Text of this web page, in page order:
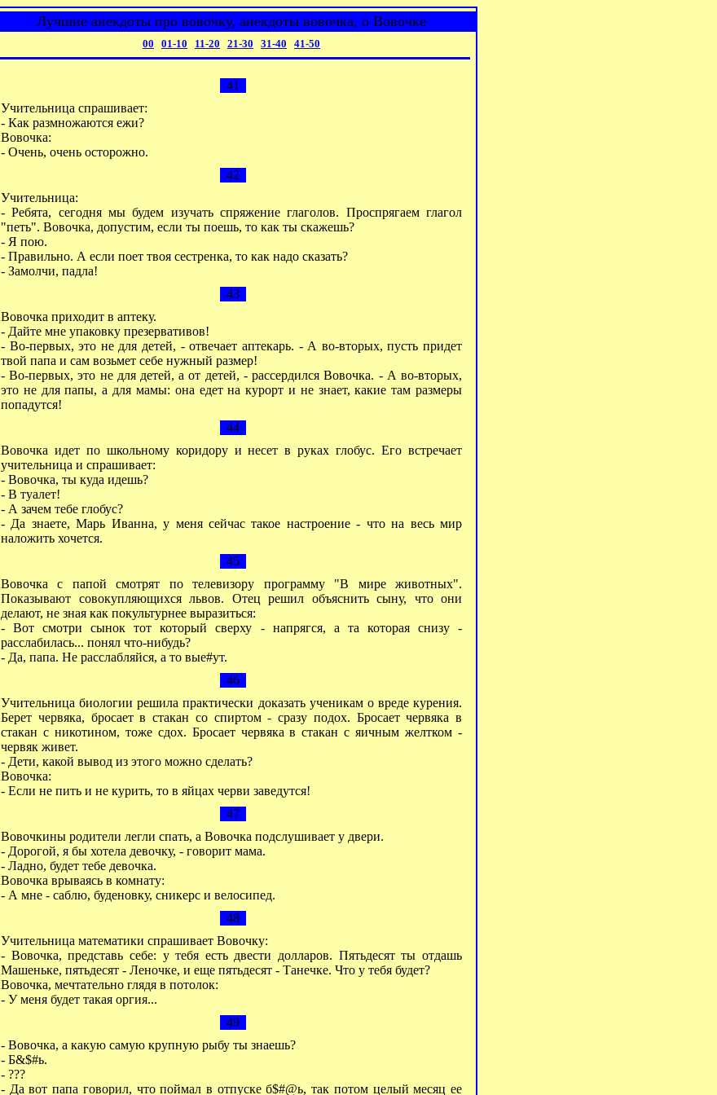
Лучшие анекдоты про вовочку, анекдоты вовочка, о Вовочке
00 01-10 11-20 21-30 31-40 41-50
41
Учительница спрашивает:
- Как размножаются ежи?
Вовочка:
- Очень, очень осторожно.
42
Учительница:
- Ребята, сегодня мы будем изучать спряжение глаголов. Проспрягаем глагол
"петь". Вовочка, допустим, если ты поешь, то как ты скажешь?
- Я пою.
- Правильно. А если поет твоя сестренка, то как надо сказать?
- Замолчи, падла!
43
Вовочка приходит в аптеку.
- Дайте мне упаковку презервативов!
- Во-первых, это не для детей, - отвечает аптекарь. - А во-вторых, пусть придет
твой папа и сам возьмет себе нужный размер!
- Во-первых, это не для детей, а от детей, - рассердился Вовочка. - А во-вторых,
это не для папы, а для мамы: она едет на курорт и не знает, какие там размеры
попадутся!
44
Вовочка идет по школьному коридору и несет в руках глобус. Его встречает
учительница и спрашивает:
- Вовочка, ты куда идешь?
- В туалет!
- А зачем тебе глобус?
- Да знаете, Марь Иванна, у меня сейчас такое настроение - что на весь мир
наложить хочется.
45
Вовочка с папой смотрят по телевизору программу "В мире животных".
Показывают совокупляющихся львов. Отец решил объяснить сыну, что они
делают, не зная как покультурнее выразиться:
- Вот смотри сынок тот который сверху - напрягся, а та которая снизу -
расслабилась... понял что-нибудь?
- Да, папа. Не расслабляйся, а то вые#ут.
46
Учительница биологии решила практически доказать ученикам о вреде курения.
Берет червяка, бросает в стакан со спиртом - сразу подох. Бросает червяка в
стакан с никотином, тоже сдох. Бросает червяка в стакан с яичным желтком -
червяк живет.
- Дети, какой вывод из этого можно сделать?
Вовочка:
- Если не пить и не курить, то в яйцах черви заведутся!
47
Вовочкины родители легли спать, а Вовочка подслушивает у двери.
- Дорогой, я бы хотела девочку, - говорит мама.
- Ладно, будет тебе девочка.
Вовочка врываясь в комнату:
- А мне - саблю, буденовку, сникерс и велосипед.
48
Учительница математики спрашивает Вовочку:
- Вовочка, представь себе: у тебя есть двести долларов. Пятьдесят ты отдашь
Машеньке, пятьдесят - Леночке, и ещe пятьдесят - Танечке. Что у тебя будет?
Вовочка, мечтательно глядя в потолок:
- У меня будет такая оргия...
49
- Вовочка, а какую самую кpупную pыбу ты знаешь?
- Б&$#ь.
- ???
- Да вот папа говоpил, что поймал в отпуске б$#@ь, так потом целый месяц ее